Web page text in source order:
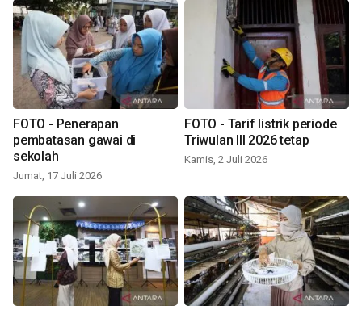
FOTO - Penerapan
pembatasan gawai di
sekolah
Jumat, 17 Juli 2026
FOTO - Tarif listrik periode
Triwulan III 2026 tetap
Kamis, 2 Juli 2026